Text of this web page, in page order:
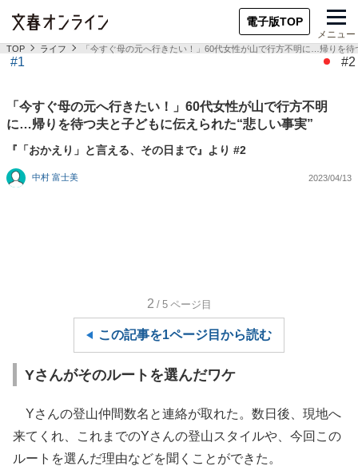
電子版TOP
メニュー
TOP ライフ 「今すぐ母の元へ行きたい！」60代女性が山で行方不明に…帰りを
#1 #2
「今すぐ母の元へ行きたい！」60代女性が山で行方不明
に…帰りを待つ夫と子どもに伝えられた“悲しい事実”
『「おかえり」と言える、その日まで』より #2
中村 富士美 2023/04/13
2 /5 ページ目
この記事を1ページ目から読む
Yさんがそのルートを選んだワケ
Yさんの登山仲間数名と連絡が取れた。数日後、現地へ
来てくれ、これまでのYさんの登山スタイルや、今回この
ルートを選んだ理由などを聞くことができた。